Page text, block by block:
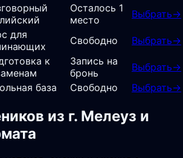
Осталось 1
место
Выбрать→
для
Свободно Выбрать→
к
Запись на
бронь
Выбрать→
база Свободно Выбрать→
из г. Мелеуз и